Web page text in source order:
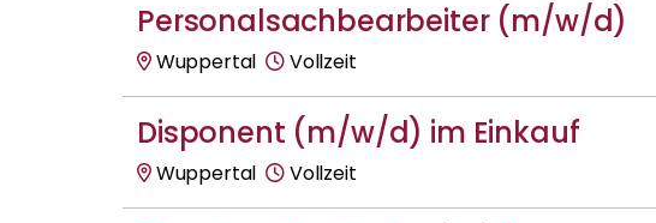
Personalsachbearbeiter (m/w/d)
Wuppertal Vollzeit
Disponent (m/w/d) im Einkauf
Wuppertal Vollzeit